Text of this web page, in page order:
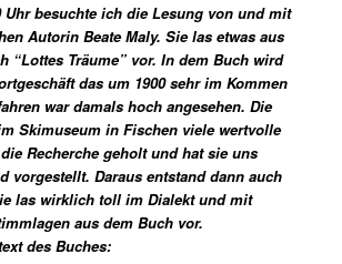
Uhr besuchte ich die Lesung von und mit
Autorin Beate Maly. Sie las etwas aus
“Lottes Träume” vor. In dem Buch wird
das um 1900 sehr im Kommen
war damals hoch angesehen. Die
Skimuseum in Fischen viele wertvolle
Recherche geholt und hat sie uns
vorgestellt. Daraus entstand dann auch
las wirklich toll im Dialekt und mit
aus dem Buch vor.
des Buches: